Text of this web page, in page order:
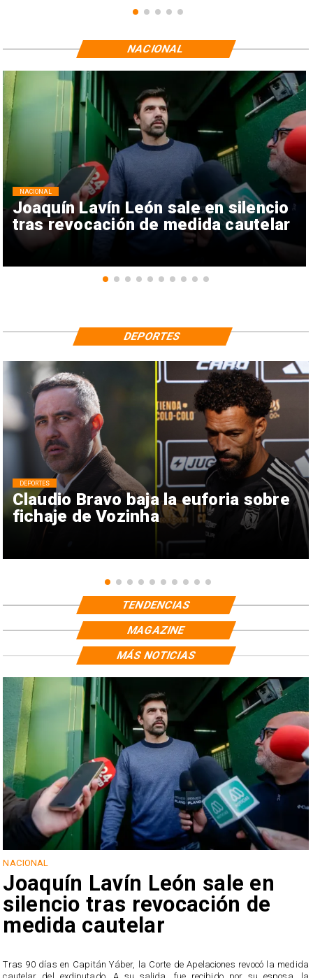
Joaquín Lavín León sale en silencio
tras revocación de medida cautelar
NACIONAL
NACIONAL
Claudio Bravo baja la euforia sobre
fichaje de Vozinha
DEPORTES
DEPORTES
TENDENCIAS
MAGAZINE
NACIONAL
Joaquín Lavín León sale en
silencio tras revocación de
medida cautelar
Tras 90 días en Capitán Yáber, la Corte de Apelaciones revocó la medida
MÁS NOTICIAS